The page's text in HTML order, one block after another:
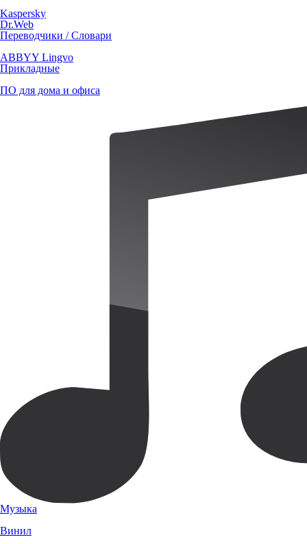
Kaspersky
Dr.Web
Переводчики / Словари
ABBYY Lingvo
Прикладные
ПО для дома и офиса
Музыка
Винил